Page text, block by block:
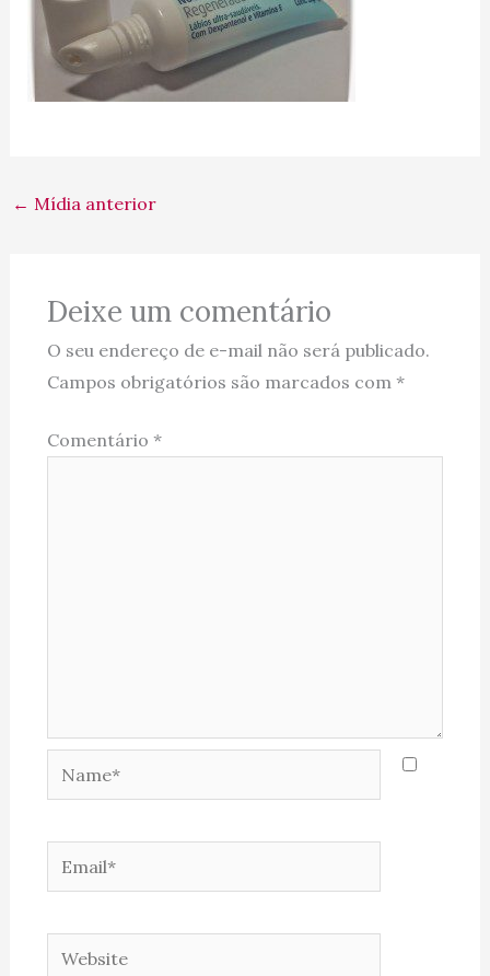
← Mídia anterior
Deixe um comentário
O seu endereço de e-mail não será publicado.
Campos obrigatórios são marcados com *
Comentário *
Name*
Email*
Website